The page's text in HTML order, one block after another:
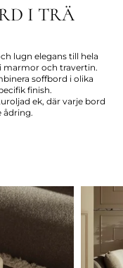
I TRÄ
lugn elegans till hela
marmor och travertin.
soffbord i olika
finish.
ek, där varje bord
ådring.